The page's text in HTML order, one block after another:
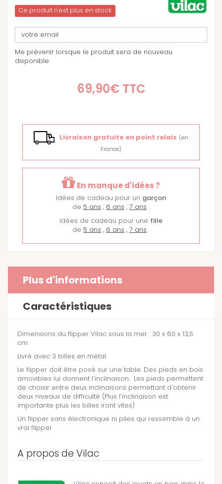
Ce produit n'est plus en stock
Me prévenir lorsque le produit sera de nouveau
disponible
69,90€TTC
Livraison gratuite en point relais (en
France)
En manque d'idées ?
Idées de cadeau pour un garçon
de 5 ans , 6 ans , 7 ans .
Idées de cadeau pour une fille
de 5 ans , 6 ans , 7 ans .
Plus d'informations
Caractéristiques
Dimensions du flipper Vilac sous la mer : 30 x 60 x 13,5
cm
Livré avec 3 billes en métal.
Le flipper doit être posé sur une table. Des pieds en bois
amovibles lui donnent l'inclinaison. Les pieds permettent
de choisir entre deux inclinaisons permettant d'obtenir
deux niveaux de difficulté (Plus l'inclinaison est
importante plus les billes iront vites)
Un flipper sans électronique ni piles qui ressemble à un
vrai flipper
A propos de Vilac